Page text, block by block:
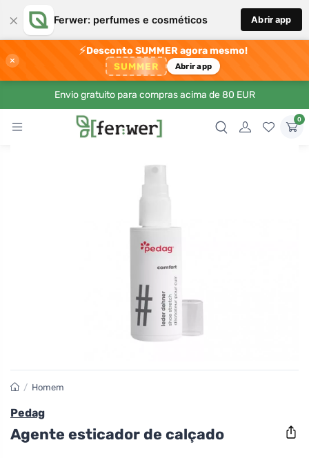
× Ferwer: perfumes e cosméticos Abrir app
×
⚡Desconto SUMMER agora mesmo!
SUMMER Abrir app
Envio gratuito para compras acima de 80 EUR
0
/ Homem
Pedag
Agente esticador de calçado